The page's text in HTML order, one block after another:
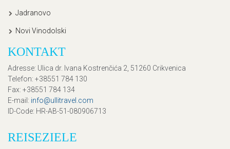
Jadranovo
Novi Vinodolski
KONTAKT
Adresse: Ulica dr. Ivana Kostrenčića 2, 51260 Crikvenica
Telefon: +38551 784 130
Fax: +38551 784 134
E-mail : info@ullitravel.com
ID-Code: HR-AB-51-080906713
REISEZIELE